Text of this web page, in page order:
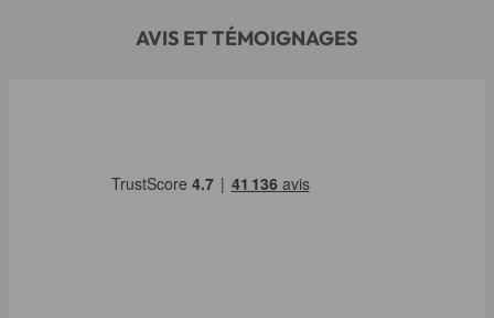
AVIS ET TÉMOIGNAGES